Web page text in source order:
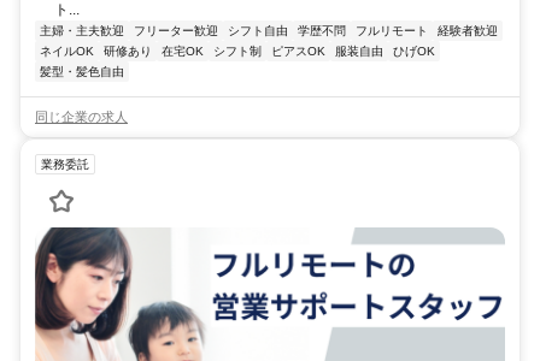
ト...
主婦・主夫歓迎 フリーター歓迎 シフト自由 学歴不問 フルリモート
経験者歓迎
ネイルOK
研修あり 在宅OK シフト制 ピアスOK 服装自由
ひげOK
髪型・髪色自由
同じ企業の求人
業務委託